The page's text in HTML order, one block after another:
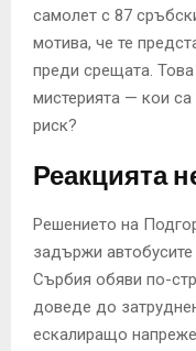
самолет с 87
мотива, че те
преди срещата.
мистерията — кои
риск?
Реакцията
Решението на
задържи автобусите
Сърбия обяви по-
доведе до
ескалиращо